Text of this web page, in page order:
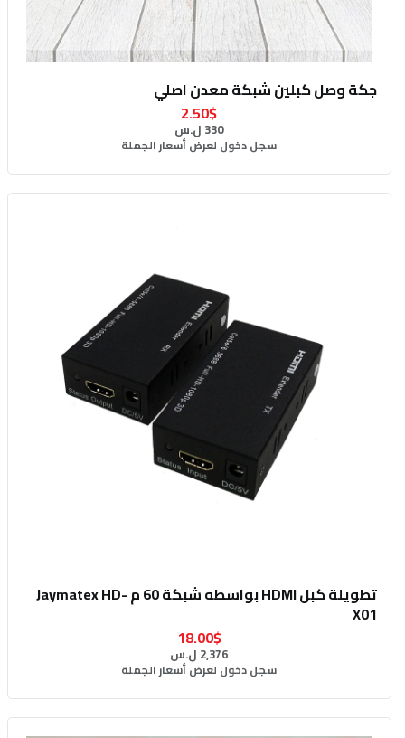
جكة وصل كبلين شبكة معدن اصلي
2.50$
330 ل.س
سجل دخول لعرض أسعار الجملة
تطويلة كبل HDMI بواسطه شبكة 60 م Jaymatex HD-
X01
18.00$
2,376 ل.س
سجل دخول لعرض أسعار الجملة